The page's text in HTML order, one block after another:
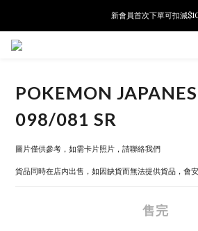
新會員首次下單可扣減
新會員首次下單可扣減
POKEMON
098/081 SR
圖片僅供參考，如需卡片照片，請聯絡我們
貨品同時在店內出售，如因缺貨而無法提供貨品，會
售完